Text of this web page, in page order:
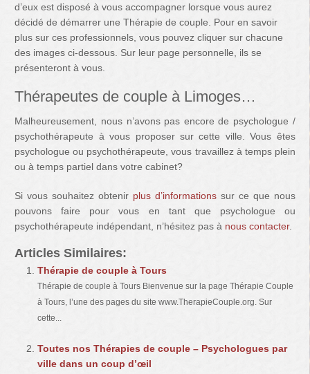
d’eux est disposé à vous accompagner lorsque vous aurez
décidé de démarrer une Thérapie de couple. Pour en savoir
plus sur ces professionnels, vous pouvez cliquer sur chacune
des images ci-dessous. Sur leur page personnelle, ils se
présenteront à vous.
Thérapeutes de couple à Limoges…
Malheureusement, nous n’avons pas encore de psychologue /
psychothérapeute à vous proposer sur cette ville. Vous êtes
psychologue ou psychothérapeute, vous travaillez à temps plein
ou à temps partiel dans votre cabinet?
Si vous souhaitez obtenir plus d’informations sur ce que nous
pouvons faire pour vous en tant que psychologue ou
psychothérapeute indépendant, n’hésitez pas à nous contacter.
Articles Similaires:
Thérapie de couple à Tours
Thérapie de couple à Tours Bienvenue sur la page Thérapie Couple
à Tours, l’une des pages du site www.TherapieCouple.org. Sur
cette...
Toutes nos Thérapies de couple – Psychologues par
ville dans un coup d’œil